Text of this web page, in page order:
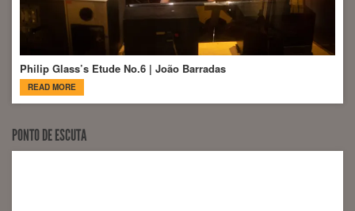
Philip Glass’s Etude No.6 | João Barradas
READ MORE
PONTO DE ESCUTA